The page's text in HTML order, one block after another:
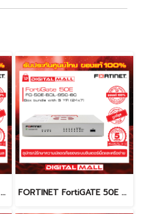
FORTINET FortiMail-200F FML-200F-BDL-640-60 (Firewall) รับประกัน 5 ปี FORTINET FortiGATE 50E FG-50E-BDL-950-60 (Firewall) รับประกัน 5 ปี